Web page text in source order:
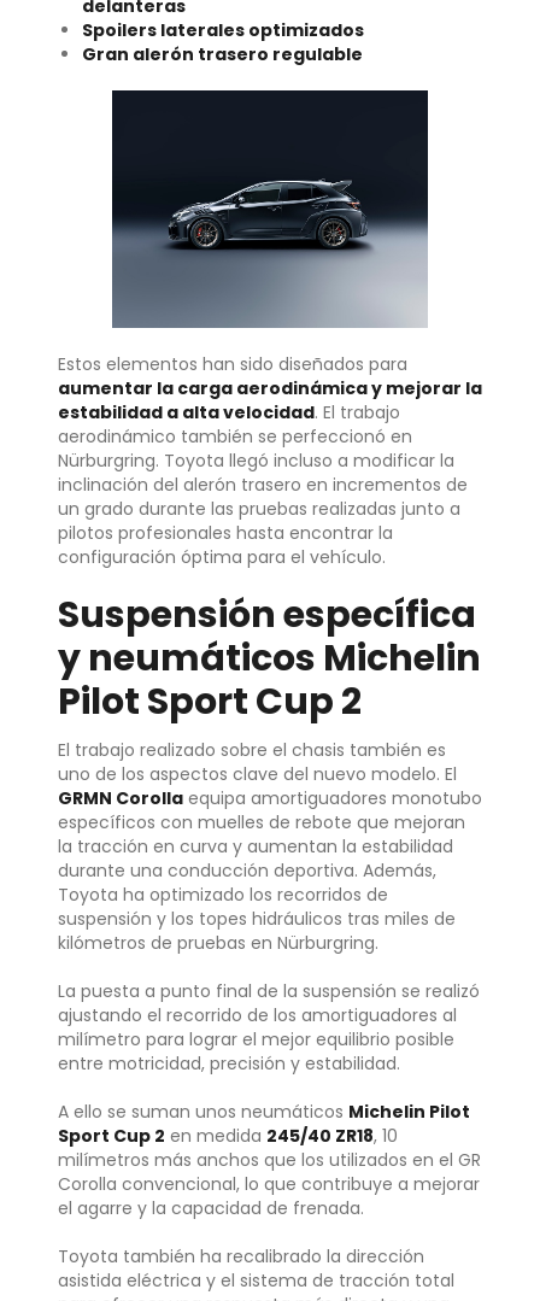
delanteras
Spoilers laterales optimizados
Gran alerón trasero regulable
Estos elementos han sido diseñados para
aumentar la carga aerodinámica y mejorar la
estabilidad a alta velocidad. El trabajo
aerodinámico también se perfeccionó en
Nürburgring. Toyota llegó incluso a modificar la
inclinación del alerón trasero en incrementos de
un grado durante las pruebas realizadas junto a
pilotos profesionales hasta encontrar la
configuración óptima para el vehículo.
Suspensión específica
y neumáticos Michelin
Pilot Sport Cup 2
El trabajo realizado sobre el chasis también es
uno de los aspectos clave del nuevo modelo. El
GRMN Corolla equipa amortiguadores monotubo
específicos con muelles de rebote que mejoran
la tracción en curva y aumentan la estabilidad
durante una conducción deportiva. Además,
Toyota ha optimizado los recorridos de
suspensión y los topes hidráulicos tras miles de
kilómetros de pruebas en Nürburgring.
La puesta a punto final de la suspensión se realizó
ajustando el recorrido de los amortiguadores al
milímetro para lograr el mejor equilibrio posible
entre motricidad, precisión y estabilidad.
A ello se suman unos neumáticos Michelin Pilot
Sport Cup 2 en medida 245/40 ZR18, 10
milímetros más anchos que los utilizados en el GR
Corolla convencional, lo que contribuye a mejorar
el agarre y la capacidad de frenada.
Toyota también ha recalibrado la dirección
asistida eléctrica y el sistema de tracción total